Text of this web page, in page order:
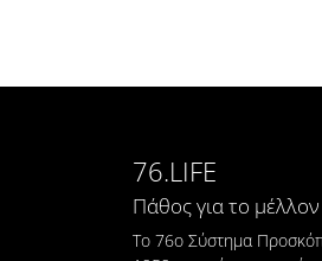
76.LIFE
Πάθος για το μέλλον
Το 76ο Σύστημα